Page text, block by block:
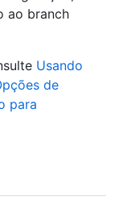
ao branch
Usando
de
para